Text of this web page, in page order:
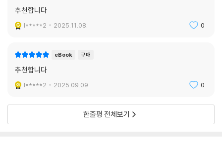
추천합니다
l*****2 2025.11.08. 0
eBook 구매
추천합니다
l*****2 2025.09.09. 0
한줄평 전체보기